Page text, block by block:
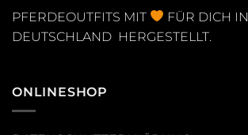
PFERDEOUTFITS MIT
FÜR DICH IN
DEUTSCHLAND HERGESTELLT.
ONLINESHOP